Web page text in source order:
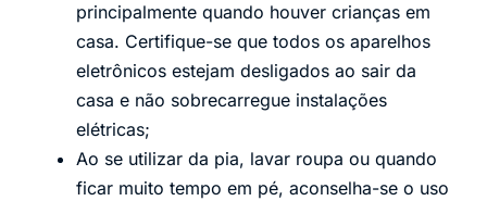
principalmente quando houver crianças em
casa. Certifique-se que todos os aparelhos
eletrônicos estejam desligados ao sair da
casa e não sobrecarregue instalações
elétricas;
Ao se utilizar da pia, lavar roupa ou quando
ficar muito tempo em pé, aconselha-se o uso